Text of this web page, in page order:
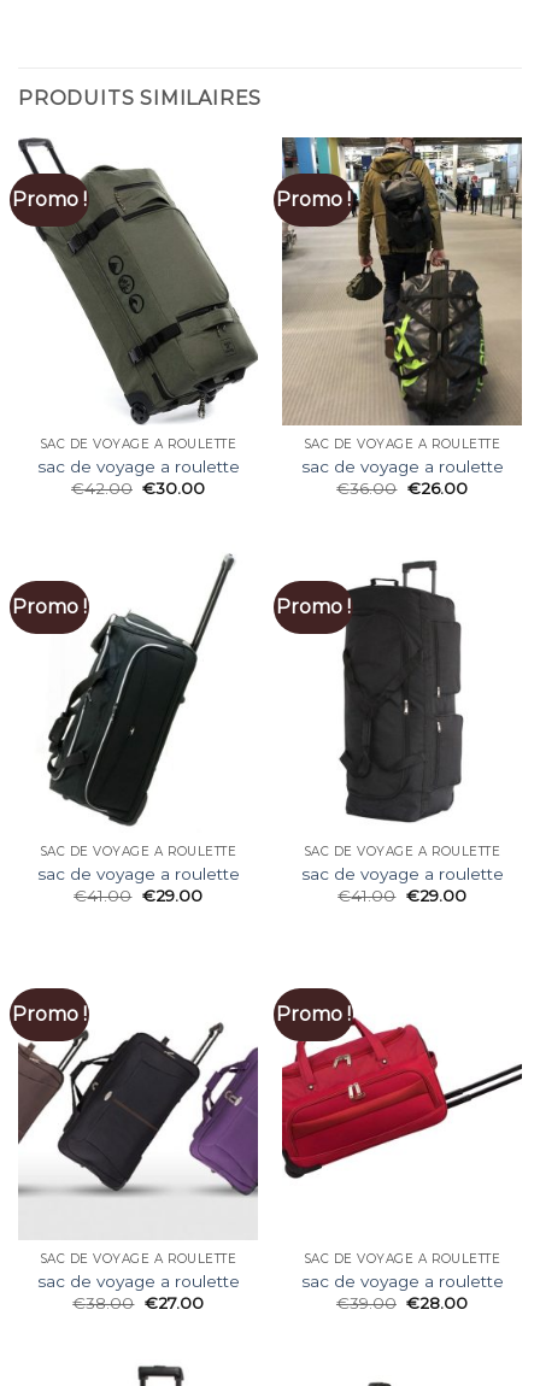
PRODUITS SIMILAIRES
Promo !
SAC DE VOYAGE A ROULETTE
sac de voyage a roulette
€42.00 €30.00
Promo !
SAC DE VOYAGE A ROULETTE
sac de voyage a roulette
€36.00 €26.00
Promo !
SAC DE VOYAGE A ROULETTE
sac de voyage a roulette
€41.00 €29.00
Promo !
SAC DE VOYAGE A ROULETTE
sac de voyage a roulette
€41.00 €29.00
Promo !
SAC DE VOYAGE A ROULETTE
sac de voyage a roulette
€38.00 €27.00
Promo !
SAC DE VOYAGE A ROULETTE
sac de voyage a roulette
€39.00 €28.00